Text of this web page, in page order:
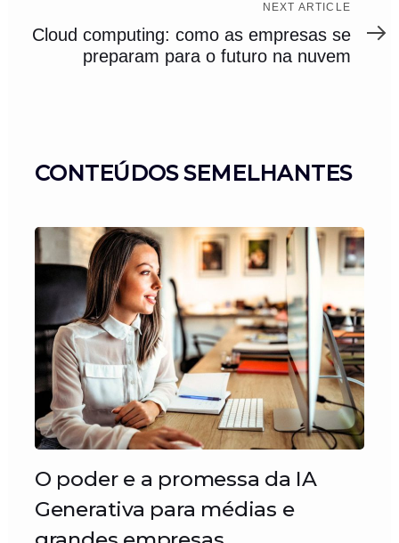
Article
NEXT ARTICLE
Cloud computing: como as empresas se
preparam para o futuro na nuvem
CONTEÚDOS SEMELHANTES
O poder e a promessa da IA
Generativa para médias e